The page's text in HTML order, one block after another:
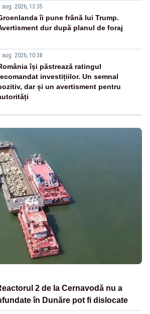
aug. 2026, 13:35
îi pune frână lui Trump.
dur după planul de foraj
aug. 2026, 10:38
își păstrează ratingul
investițiilor. Un semnal
dar și un avertisment pentru
2 de la Cernavodă nu a
în Dunăre pot fi dislocate